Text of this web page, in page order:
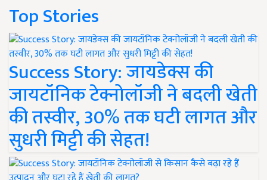
Top Stories
Success Story: जायडेक्स की
जायटॉनिक टेक्नोलॉजी ने बदली खेती
की तस्वीर, 30% तक घटी लागत और
सुधरी मिट्टी की सेहत!